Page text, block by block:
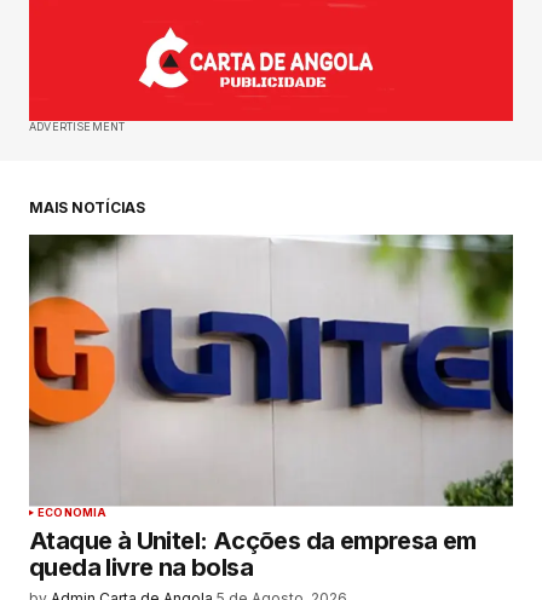
ADVERTISEMENT
MAIS NOTÍCIAS
ECONOMIA
Ataque à Unitel: Acções da empresa em
queda livre na bolsa